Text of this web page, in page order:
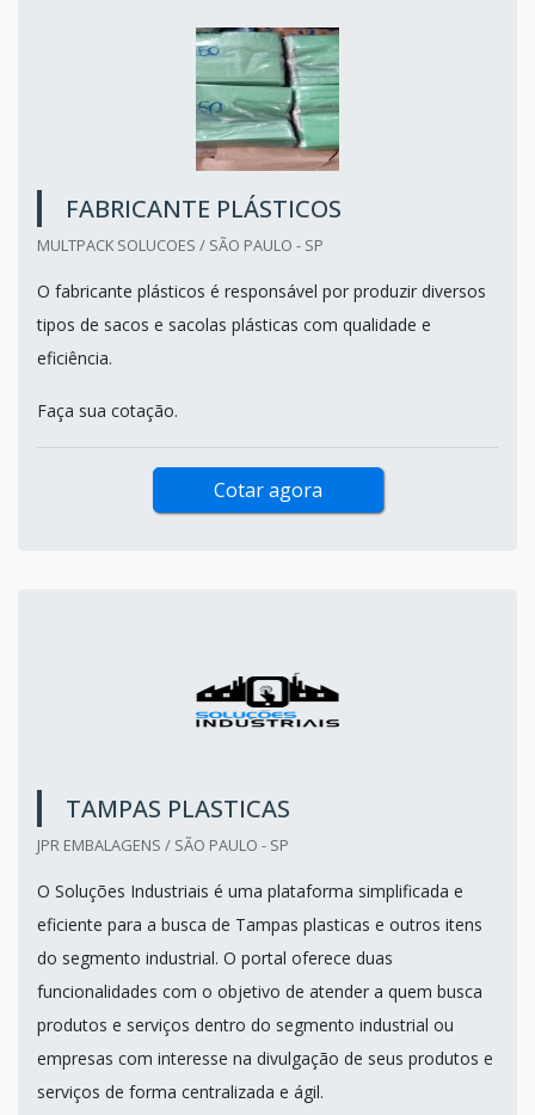
FABRICANTE PLÁSTICOS
MULTPACK SOLUCOES / SÃO PAULO - SP
O fabricante plásticos é responsável por produzir diversos
tipos de sacos e sacolas plásticas com qualidade e
eficiência.
Faça sua cotação.
Cotar agora
TAMPAS PLASTICAS
JPR EMBALAGENS / SÃO PAULO - SP
O Soluções Industriais é uma plataforma simplificada e
eficiente para a busca de Tampas plasticas e outros itens
do segmento industrial. O portal oferece duas
funcionalidades com o objetivo de atender a quem busca
produtos e serviços dentro do segmento industrial ou
empresas com interesse na divulgação de seus produtos e
serviços de forma centralizada e ágil.